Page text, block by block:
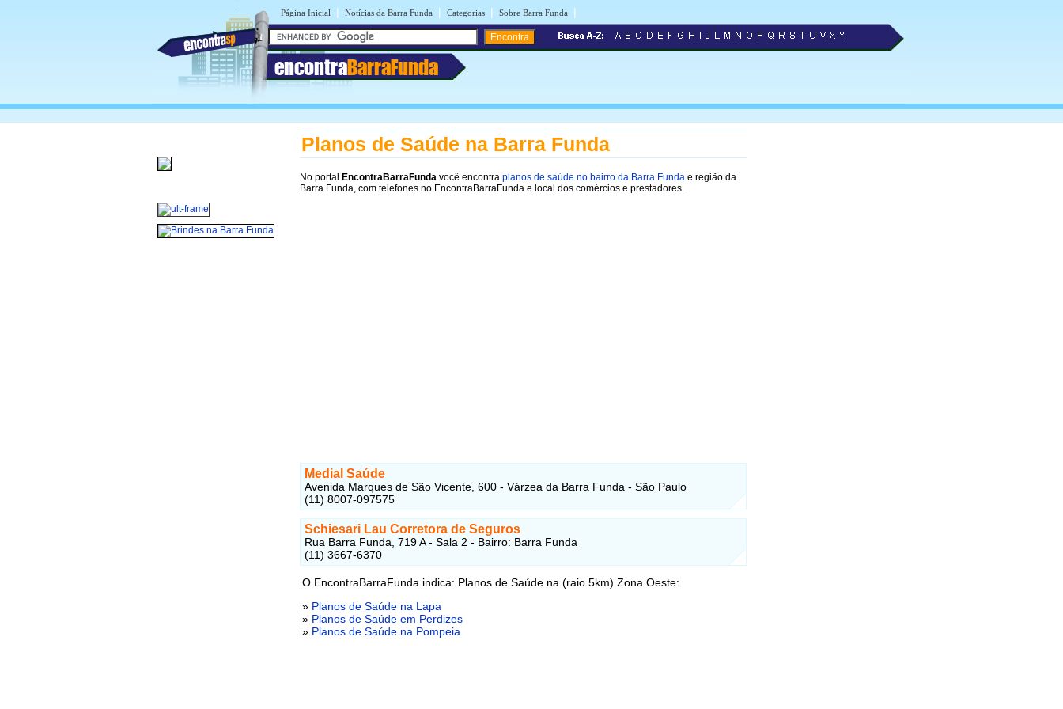
Página Inicial | Notícias da Barra Funda | Categorias | Sobre Barra Funda |
encontraBarraFunda
Planos de Saúde na Barra Funda
No portal EncontraBarraFunda você encontra planos de saúde no bairro da Barra Funda e região da
Barra Funda, com telefones no EncontraBarraFunda e local dos comércios e prestadores.
Medial Saúde
Avenida Marques de São Vicente, 600 - Várzea da Barra Funda - São Paulo
(11) 8007-097575
Schiesari Lau Corretora de Seguros
Rua Barra Funda, 719 A - Sala 2 - Bairro: Barra Funda
(11) 3667-6370
O EncontraBarraFunda indica: Planos de Saúde na (raio 5km) Zona Oeste:
» Planos de Saúde na Lapa
» Planos de Saúde em Perdizes
» Planos de Saúde na Pompeia